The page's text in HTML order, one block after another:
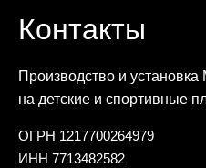
Производство и
на детские и спортивные
ОГРН 1217700264979
ИНН 7713482582
Контакты